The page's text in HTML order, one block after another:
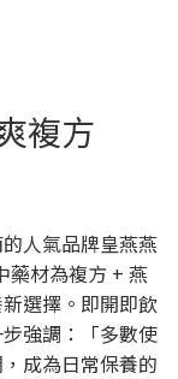
複方
人氣品牌皇燕燕
藥材為複方 + 燕
選擇。即開即飲
強調：「多數使
成為日常保養的